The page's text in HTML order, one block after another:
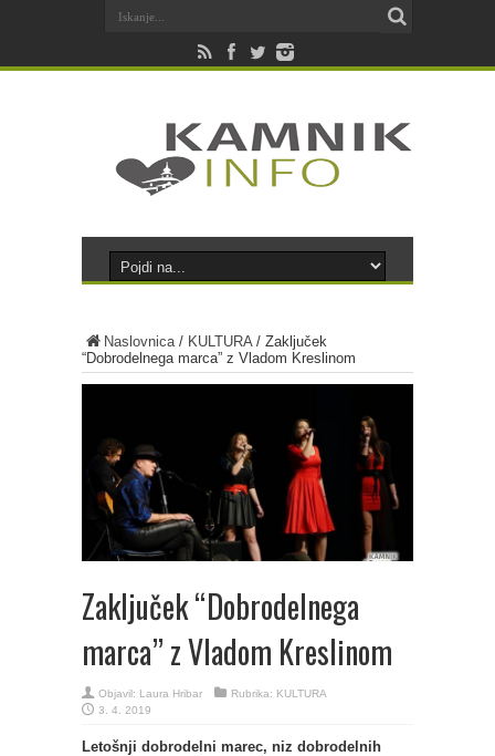
Naslovnica/ KULTURA/ Zaključek
“Dobrodelnega marca” z Vladom Kreslinom
Zaključek “Dobrodelnega
marca” z Vladom Kreslinom
Objavil: Laura Hribar Rubrika: KULTURA
3. 4. 2019
Letošnji dobrodelni marec, niz dobrodelnih